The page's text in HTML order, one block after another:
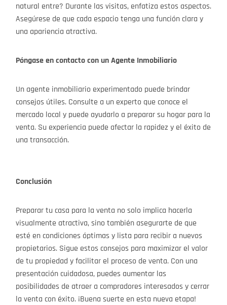
natural entre? Durante las visitas, enfatiza estos aspectos.
Asegúrese de que cada espacio tenga una función clara y
una apariencia atractiva.
Póngase en contacto con un Agente Inmobiliario
Un agente inmobiliario experimentado puede brindar
consejos útiles. Consulte a un experto que conoce el
mercado local y puede ayudarlo a preparar su hogar para la
venta. Su experiencia puede afectar la rapidez y el éxito de
una transacción.
Conclusión
Preparar tu casa para la venta no solo implica hacerla
visualmente atractiva, sino también asegurarte de que
esté en condiciones óptimas y lista para recibir a nuevos
propietarios. Sigue estos consejos para maximizar el valor
de tu propiedad y facilitar el proceso de venta. Con una
presentación cuidadosa, puedes aumentar las
posibilidades de atraer a compradores interesados y cerrar
la venta con éxito. ¡Buena suerte en esta nueva etapa!